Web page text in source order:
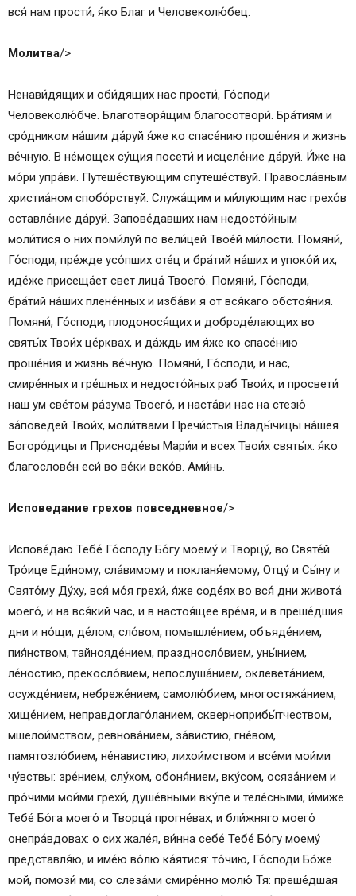
вся́ нам прости́, я́ко Благ и Человеколю́бец.
Молитва/>
Ненави́дящих и оби́дящих нас прости́, Го́споди
Человеколю́бче. Благотворя́щим благосотвори́. Бра́тиям и
сро́дником на́шим да́руй я́же ко спасе́нию проше́ния и жизнь
ве́чную. В не́мощех су́щия посети́ и исцеле́ние да́руй. И́же на
мо́ри упра́ви. Путеше́ствующим спутеше́ствуй. Правосла́вным
христиа́ном спобо́рствуй. Служа́щим и ми́лующим нас грехо́в
оставле́ние да́руй. Запове́давших нам недосто́йным
моли́тися о них поми́луй по вели́цей Твое́й ми́лости. Помяни́,
Го́споди, пре́жде усо́пших оте́ц и бра́тий на́ших и упоко́й их,
иде́же присеща́ет свет лица́ Твоего́. Помяни́, Го́споди,
бра́тий на́ших плене́нных и изба́ви я от вся́каго обстоя́ния.
Помяни́, Го́споди, плодонося́щих и доброде́лающих во
святы́х Твои́х це́рквах, и да́ждь им я́же ко спасе́нию
проше́ния и жизнь ве́чную. Помяни́, Го́споди, и нас,
смире́нных и гре́шных и недосто́йных раб Твои́х, и просвети́
наш ум све́том ра́зума Твоего́, и наста́ви нас на стезю́
за́поведей Твои́х, моли́твами Пречи́стыя Влады́чицы на́шея
Богоро́дицы и Присноде́вы Мари́и и всех Твои́х святы́х: я́ко
благослове́н еси́ во ве́ки веко́в. Ами́нь.
Исповедание грехов повседневное/>
Испове́даю Тебе́ Го́споду Бо́гу моему́ и Творцу́, во Святе́й
Тро́ице Еди́ному, сла́вимому и покланя́емому, Отцу́ и Сы́ну и
Свято́му Ду́ху, вся́ мо́я грехи́, я́же соде́ях во вся́ дни живота́
моего́, и на вся́кий час, и в настоя́щее вре́мя, и в преше́дшия
дни и но́щи, де́лом, сло́вом, помышле́нием, объяде́нием,
пия́нством, тайнояде́нием, праздносло́вием, уны́нием,
ле́ностию, прекосло́вием, непослуша́нием, оклевета́нием,
осужде́нием, небреже́нием, самолю́бием, многостяжа́нием,
хище́нием, неправдоглаго́ланием, скверноприбы́тчеством,
мшелои́мством, ревнова́нием, за́вистию, гне́вом,
памятозло́бием, не́навистию, лихои́мством и все́ми мои́ми
чу́вствы: зре́нием, слу́хом, обоня́нием, вку́сом, осяза́нием и
про́чими мои́ми грехи́, душе́вными вку́пе и теле́сными, и́миже
Тебе́ Бо́га моего́ и Творца́ прогне́вах, и бли́жняго моего́
онепра́вдовах: о сих жале́я, ви́нна себе́ Тебе́ Бо́гу моему́
представля́ю, и име́ю во́лю ка́ятися: то́чию, Го́споди Бо́же
мой, помози́ ми, со слеза́ми смире́нно молю́ Тя: преше́дшая